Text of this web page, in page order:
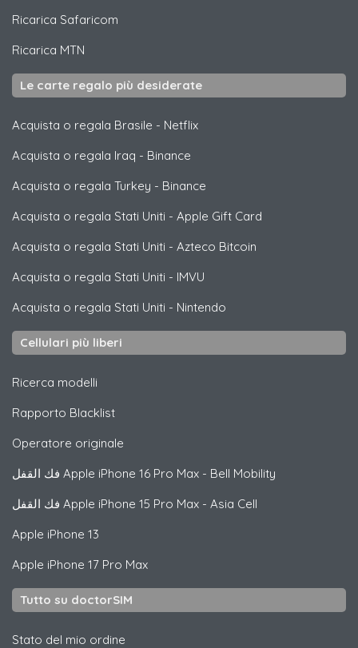
Ricarica Safaricom
Ricarica MTN
Le carte regalo più desiderate
Acquista o regala Brasile - Netflix
Acquista o regala Iraq - Binance
Acquista o regala Turkey - Binance
Acquista o regala Stati Uniti - Apple Gift Card
Acquista o regala Stati Uniti - Azteco Bitcoin
Acquista o regala Stati Uniti - IMVU
Acquista o regala Stati Uniti - Nintendo
Cellulari più liberi
Ricerca modelli
Rapporto Blacklist
Operatore originale
Apple iPhone 16 Pro Max - Bell Mobility
Apple iPhone 15 Pro Max - Asia Cell
Apple iPhone 13
Apple iPhone 17 Pro Max
Tutto su doctorSIM
Stato del mio ordine